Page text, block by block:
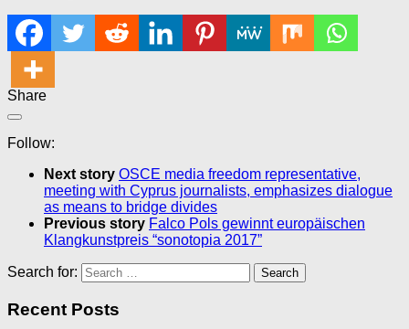
Share
Follow:
Next story OSCE media freedom representative,
meeting with Cyprus journalists, emphasizes dialogue
as means to bridge divides
Previous story Falco Pols gewinnt europäischen
Klangkunstpreis “sonotopia 2017”
Search for:
Recent Posts